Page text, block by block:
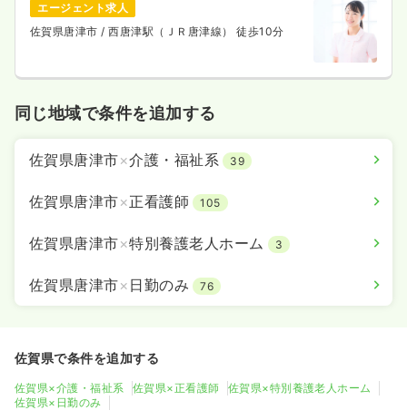
エージェント求人
佐賀県唐津市/ 西唐津駅（ＪＲ唐津線） 徒歩10分
同じ地域で条件を追加する
佐賀県唐津市×介護・福祉系 39
佐賀県唐津市×正看護師 105
佐賀県唐津市×特別養護老人ホーム 3
佐賀県唐津市× 日勤のみ 76
佐賀県で条件を追加する
佐賀県×介護・福祉系 佐賀県×正看護師
佐賀県×特別養護老人ホーム
佐賀県×日勤のみ